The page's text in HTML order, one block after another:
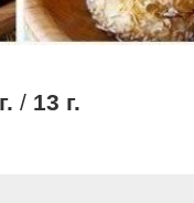
/ 13 г.